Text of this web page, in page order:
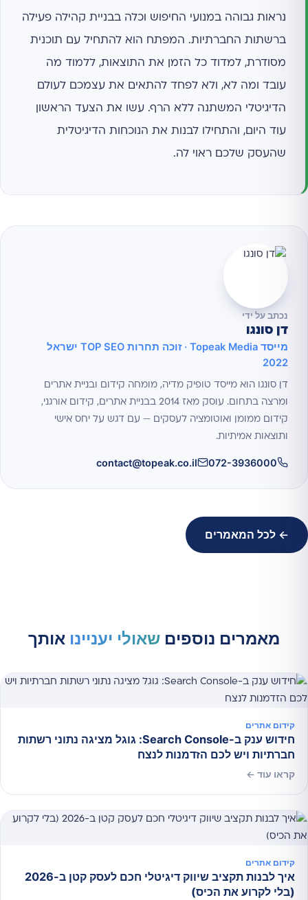
נראות גבוהה במנועי החיפוש וכלה בבניית קהילה פעילה
ברשתות החברתיות. המפתח הוא להתחיל עם תוכנית
מסודרת, למדוד כל הזמן את התוצאות, ללמוד מה
עובד ומה לא, ולא לפחד להתאים את עצמכם לעולם
הדיגיטלי המשתנה ללא הרף. עשו את הצעד הראשון
עוד היום, והתחילו לבנות את הנוכחות הדיגיטלית
שהעסק שלכם ראוי לה.
נכתב על ידי
דן סונגו
מייסד Topeak Media · זוכה תחרות TOP SEO ישראל
2022
דן סונגו הוא מייסד טופיק מדיה, מומחה קידום ובניית אתרים
ומרצה בתחום. עוסק מאז 2014 בבניית אתרים, קידום אורגני,
קידום ממומן ואוטומציה לעסקים — עם דגש על יחס אישי
ותוצאות אמיתיות.
072-3936000
contact@topeak.co.il
← לכל המאמרים
מאמרים נוספים שאולי יעניינו אותך
קידום אתרים
חידוש ענק ב-Search Console: גוגל מציגה נתוני רשתות
חברתיות ויש לכם הזדמנות לנצח
קראו עוד ←
קידום אתרים
איך לבנות תקציב שיווק דיגיטלי חכם לעסק קטן ב-2026
(בלי לקרוע את הכיס)